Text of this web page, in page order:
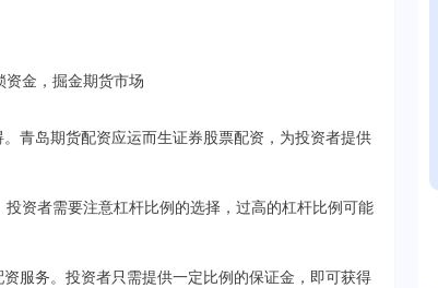
青岛期货配资应运而生证券股票配资，为投资者提供
资者需要注意杠杆比例的选择，过高的杠杆比例可能
服务。投资者只需提供一定比例的保证金，即可获得